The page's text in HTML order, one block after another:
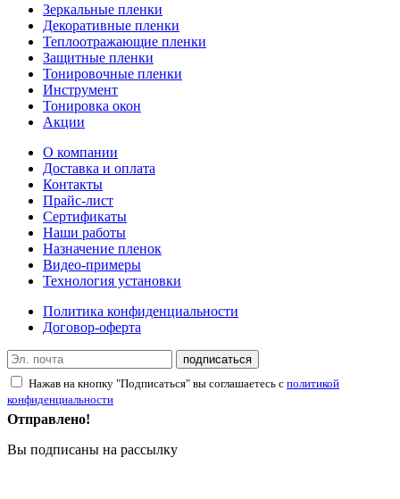
Зеркальные пленки
Декоративные пленки
Теплоотражающие пленки
Защитные пленки
Тонировочные пленки
Инструмент
Тонировка окон
Акции
О компании
Доставка и оплата
Контакты
Прайс-лист
Сертификаты
Наши работы
Назначение пленок
Видео-примеры
Технология установки
Политика конфиденциальности
Договор-оферта
подписаться
Нажав на кнопку "Подписаться" вы соглашаетесь с политикой
конфиденциальности
Отправлено!
Вы подписаны на рассылку